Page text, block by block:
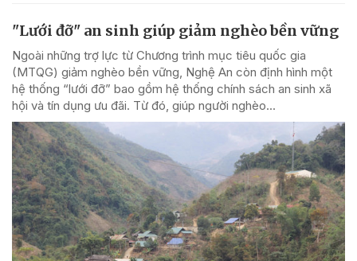
"Lưới đỡ" an sinh giúp giảm nghèo bền vững
Ngoài những trợ lực từ Chương trình mục tiêu quốc gia
(MTQG) giảm nghèo bền vững, Nghệ An còn định hình một
hệ thống “lưới đỡ” bao gồm hệ thống chính sách an sinh xã
hội và tín dụng ưu đãi. Từ đó, giúp người nghèo...